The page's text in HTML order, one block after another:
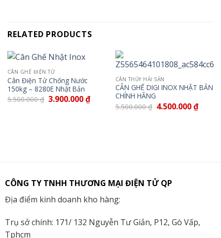
RELATED PRODUCTS
CÂN GHẾ ĐIỆN TỬ
Cân Điện Tử Chống Nước
150kg – 8280E Nhật Bản
5.500.000₫ 3.900.000₫
CÂN THỦY HẢI SẢN
CÂN GHẾ DIGI INOX NHẬT BẢN
CHÍNH HÃNG
5.500.000₫ 4.500.000₫
CÔNG TY TNHH THƯƠNG MẠI ĐIỆN TỬ QP
Địa điểm kinh doanh kho hàng:
Trụ sở chính: 171/ 132 Nguyễn Tư Giản, P12, Gò Vấp,
Tphcm